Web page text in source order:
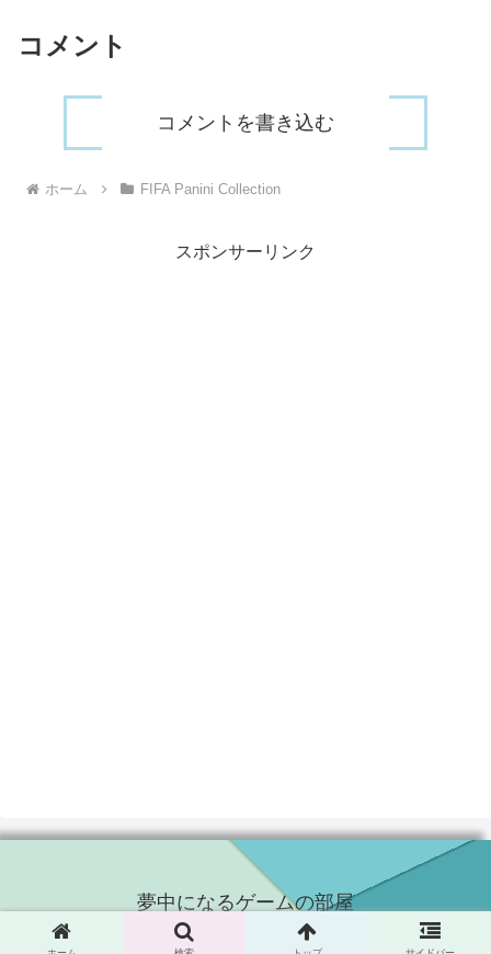
コメント
コメントを書き込む
ホーム FIFA Panini Collection
スポンサーリンク
夢中になるゲームの部屋
© 2018 夢中になるゲームの部屋.